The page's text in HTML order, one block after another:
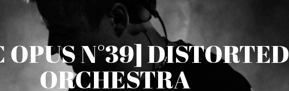
OPUS N°39] DISTORTED
ORCHESTRA